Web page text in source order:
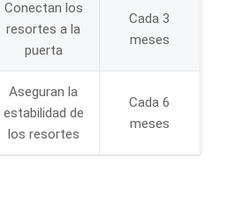
Conectan los
resortes a la
puerta
Cada 3
meses
Aseguran la
estabilidad de
los resortes
Cada 6
meses